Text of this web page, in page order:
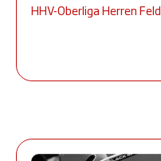
HHV-Oberliga Herren Feld